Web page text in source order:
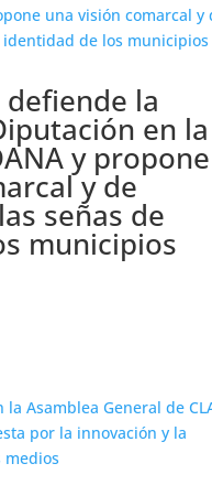
la
en la
y propone
y de
señas de
municipios